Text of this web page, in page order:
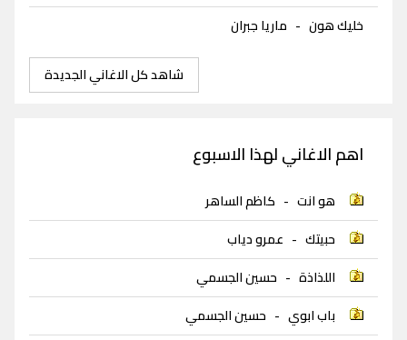
خليك هون - ماريا جبران
شاهد كل الاغاني الجديدة
اهم الاغاني لهذا الاسبوع
هو انت - كاظم الساهر
حبيتك - عمرو دياب
اللذاذة - حسين الجسمي
باب ابوي - حسين الجسمي